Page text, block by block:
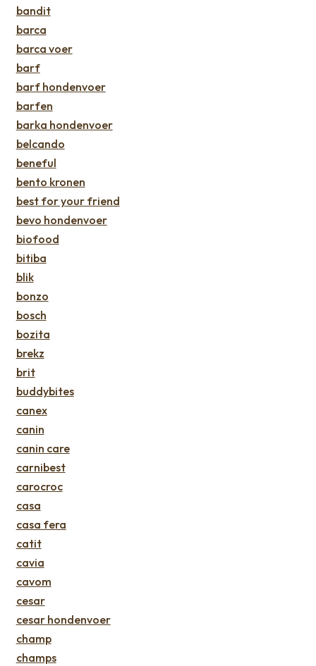
bandit
barca
barca voer
barf
barf hondenvoer
barfen
barka hondenvoer
belcando
beneful
bento kronen
best for your friend
bevo hondenvoer
biofood
bitiba
blik
bonzo
bosch
bozita
brekz
brit
buddybites
canex
canin
canin care
carnibest
carocroc
casa
casa fera
catit
cavia
cavom
cesar
cesar hondenvoer
champ
champs